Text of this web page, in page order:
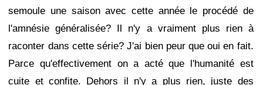
semoule une saison avec cette année le procédé de
l'amnésie généralisée? Il n'y a vraiment plus rien à
raconter dans cette série? J'ai bien peur que oui en fait.
Parce qu'effectivement on a acté que l'humanité est
cuite et confite. Dehors il n'y a plus rien, juste des